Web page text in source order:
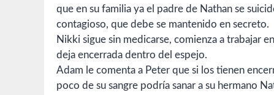
que en su familia ya el padre de Nathan se
contagioso, que debe se mantenido en secreto.
Nikki sigue sin medicarse, comienza a trabajar
deja encerrada dentro del espejo.
Adam le comenta a Peter que si los tienen
poco de su sangre podría sanar a su hermano